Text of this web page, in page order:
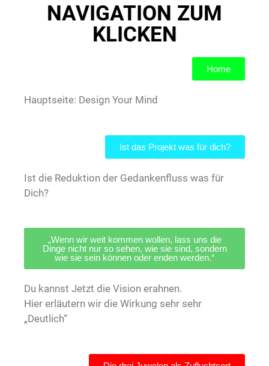
NAVIGATION ZUM
KLICKEN
Home
Hauptseite: Design Your Mind
Ist das Projekt was für dich?
Ist die Reduktion der Gedankenfluss was für
Dich?
„Wenn wir weit kommen wollen, lass uns die
Dinge nicht nur so sehen, wie sie sind, sondern
wie sie sein können oder enden werden.“
Du kannst Jetzt die Vision erahnen.
Hier erläutern wir die Wirkung sehr sehr
„Deutlich“